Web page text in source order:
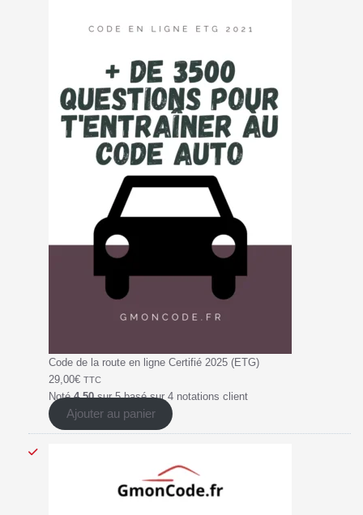
Code de la route en ligne Certifié 2025 (ETG)
29,00€ TTC
Noté4.50sur 5 basé sur 4 notations client
Ajouter au panier